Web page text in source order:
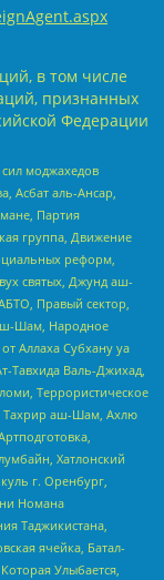
в том числе
признанных
Федерации
моджахедов
Асбат аль-Ансар,
Партия
группа, Движение
реформ,
святых, Джунд аш-
Правый сектор,
Шам, Народное
Аллаха Субхану уа
Тавхида Валь-Джихад,
Террористическое
Тахрир аш-Шам, Ахлю
Хатлонский
г. Оренбург,
Номана
Таджикистана,
ячейка, Батал-
Улыбается,